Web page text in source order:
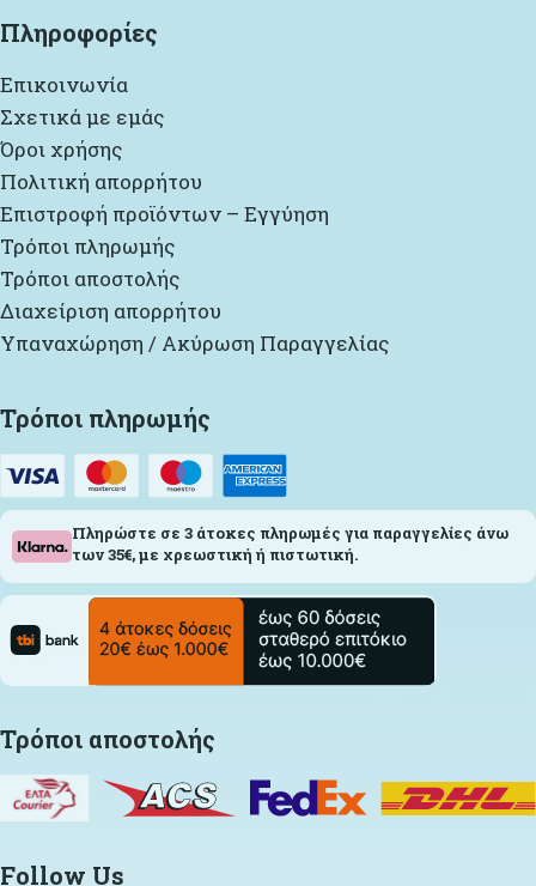
Πληροφορίες
Επικοινωνία
Σχετικά με εμάς
Όροι χρήσης
Πολιτική απορρήτου
Επιστροφή προϊόντων – Εγγύηση
Τρόποι πληρωμής
Τρόποι αποστολής
Διαχείριση απορρήτου
Υπαναχώρηση / Ακύρωση Παραγγελίας
Τρόποι πληρωμής
Πληρώστε σε 3 άτοκες πληρωμές για παραγγελίες άνω
των 35€, με χρεωστική ή πιστωτική.
Τρόποι αποστολής
Follow Us